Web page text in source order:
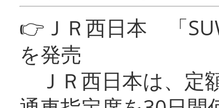
👉ＪＲ西日本 「
を発売
ＪＲ西日本は、定